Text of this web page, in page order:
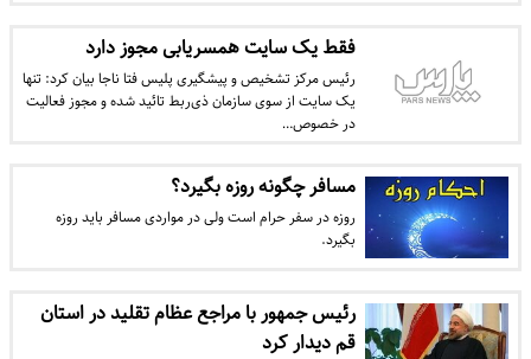
فقط یک سایت همسریابی مجوز دارد
رئیس مرکز تشخیص و پیشگیری پلیس فتا ناجا بیان کرد: تنها
یک سایت از سوی سازمان ذی‌ربط تائید شده و مجوز فعالیت
در خصوص…
مسافر چگونه روزه بگیرد؟
روزه در سفر حرام است ولی در مواردی مسافر باید روزه
بگیرد.
رئیس جمهور با مراجع عظام تقلید در استان
قم دیدار کرد